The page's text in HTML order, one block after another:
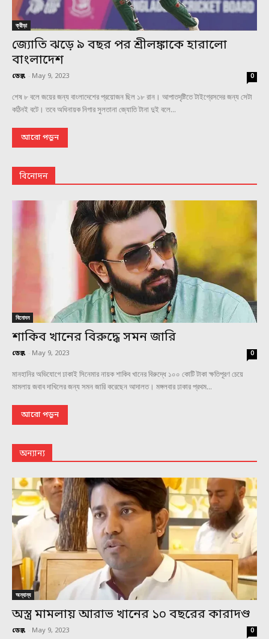
ক্রীড়া
জ্যোতি ঝড়ে ৯ বছর পর শ্রীলঙ্কাকে হারালো
বাংলাদেশ
ডেস্ক - May 9, 2023 0
শেষ ৮ বলে জয়ের জন্য বাংলাদেশের প্রয়োজন ছিল ১৮ রান। আপাতদৃষ্টিতে টাইগ্রেসদের জন্য সেটা
কঠিনই বটে। তবে অধিনায়ক নিগার সুলতানা জ্যোতি টানা দুই বলে...
আরো পড়ুন
বিনোদন
বিনোদন
শাকিব খানের বিরুদ্ধে সমন জারি
ডেস্ক - May 9, 2023 0
মানহানির অভিযোগে ঢাকাই সিনেমার নায়ক শাকিব খানের বিরুদ্ধে ১০০ কোটি টাকা ক্ষতিপূরণ চেয়ে
মামলায় জবাব দাখিলের জন্য সমন জারি করেছেন আদালত। মঙ্গলবার ঢাকার প্রথম...
আরো পড়ুন
অন্যান্য
অন্যান্য
অস্ত্র মামলায় আরাভ খানের ১০ বছরের কারাদণ্ড
ডেস্ক - May 9, 2023 0